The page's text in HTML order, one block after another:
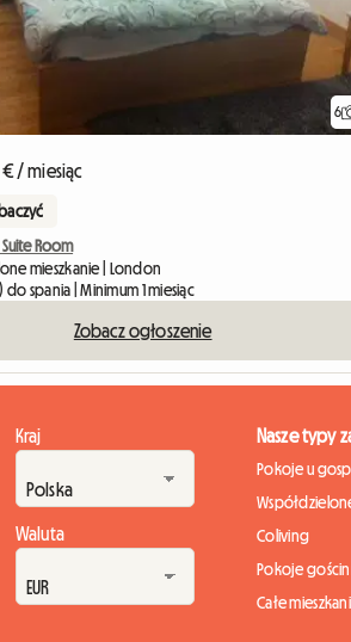
6
€ / miesiąc
Suite Room
mieszkanie | London
do spania | Minimum 1 miesiąc
Zobacz ogłoszenie
Kraj
Waluta
Nasze typy
Pokoje u
Coliving
Pokoje
Całe